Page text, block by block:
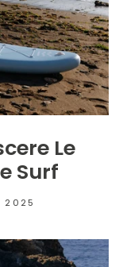
Le
Surf
2025